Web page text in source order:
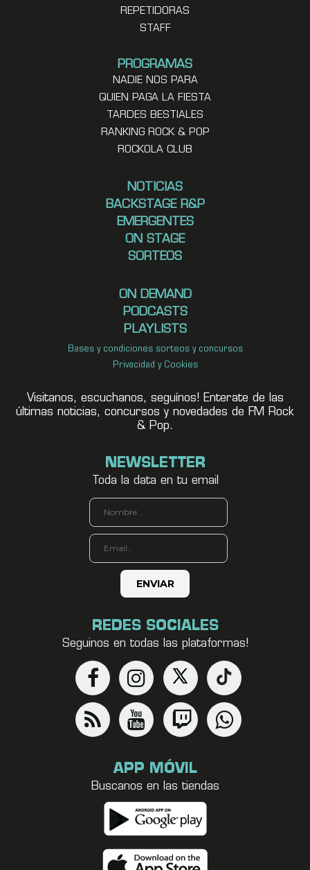
REPETIDORAS
STAFF
PROGRAMAS
NADIE NOS PARA
QUIEN PAGA LA FIESTA
TARDES BESTIALES
RANKING ROCK & POP
ROCKOLA CLUB
NOTICIAS
BACKSTAGE R&P
EMERGENTES
ON STAGE
SORTEOS
ON DEMAND
PODCASTS
PLAYLISTS
Bases y condiciones sorteos y concursos
Privacidad y Cookies
Visitanos, escuchanos, seguínos! Enterate de las
últimas noticias, concursos y novedades de FM Rock
& Pop.
NEWSLETTER
Toda la data en tu email
REDES SOCIALES
Seguinos en todas las plataformas!
APP MÓVIL
Buscanos en las tiendas